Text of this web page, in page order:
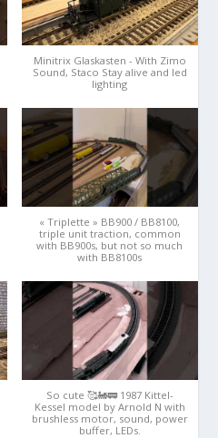
Minitrix Glaskasten - With Zimo
Sound, Staco Stay alive and led
lighting
« Triplette » BB900 / BB8100,
triple unit traction, common
with BB900s, but not so much
with BB8100s
So cute 🥰🚂🚃 1987 Kittel-
Kessel model by Arnold N with
brushless motor, sound, power
buffer, LEDs.